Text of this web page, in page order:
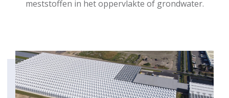
meststoffen in het oppervlakte of grondwater.